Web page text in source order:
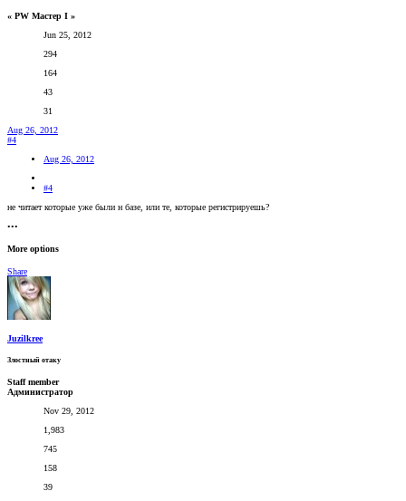
« PW Мастер I »
Jun 25, 2012
294
164
43
31
Aug 26, 2012
#4
Aug 26, 2012
#4
не читает которые уже были н базе, или те, которые регистрируешь?
•••
More options
Share
Juzilkree
Злостный отаку
Staff member
Администратор
Nov 29, 2012
1,983
745
158
39